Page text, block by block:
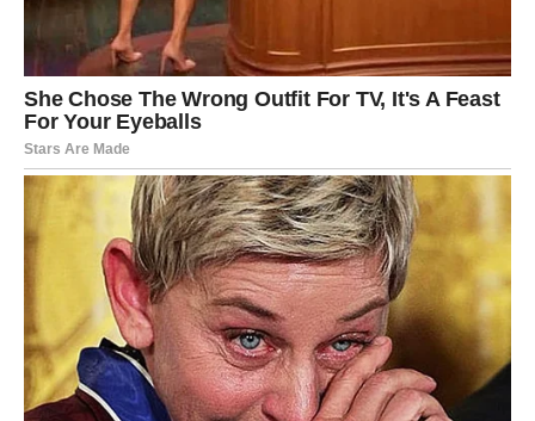
VODOLIJA
Vodolijama zvijezde šalju veoma važnu poruku da ne
ignorišu znakove oko sebe.
Jedan susret ili vijest sada mogu potpuno promijeniti vaš
pogled na budućnost.
Sudbina vam sprema veliko otkriće
Pred vama su veoma posebni trenuci.